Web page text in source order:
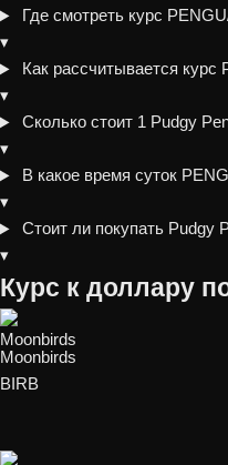
Где смотреть курс
▾
Как рассчитывается курс
▾
Сколько стоит 1 Pudgy
▾
В какое время суток
▾
Стоит ли покупать Pudgy
▾
Курс к доллару
Moonbirds
BIRB